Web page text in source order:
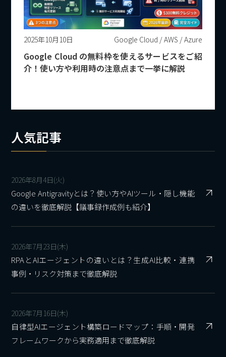
2025年10月10日 Google Cloud / AWS / Azure
Google Cloud の無料枠を使えるサービスをご紹
介！使い方や利用時の注意点まで一挙に解説
人気記事
2026年8月4日(火)
Google Antigravityとは？使い方やAIツール・隠し機能
の違いを徹底解説【議事録作成例も紹介】
2026年7月23日(木)
RPAとAIエージェントの違いとは？生成AI比較・連携
事例・リスク対策まで徹底解説
2026年7月16日(木)
自律型AIエージェント構築ロードマップ：手順・開発
フレームワークから実務適用まで徹底解説